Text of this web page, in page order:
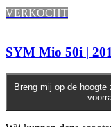
VERKOCHT
SYM Mio 50i |
Breng mij op de